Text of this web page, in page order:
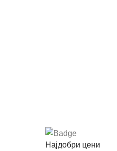
Најдобри цени